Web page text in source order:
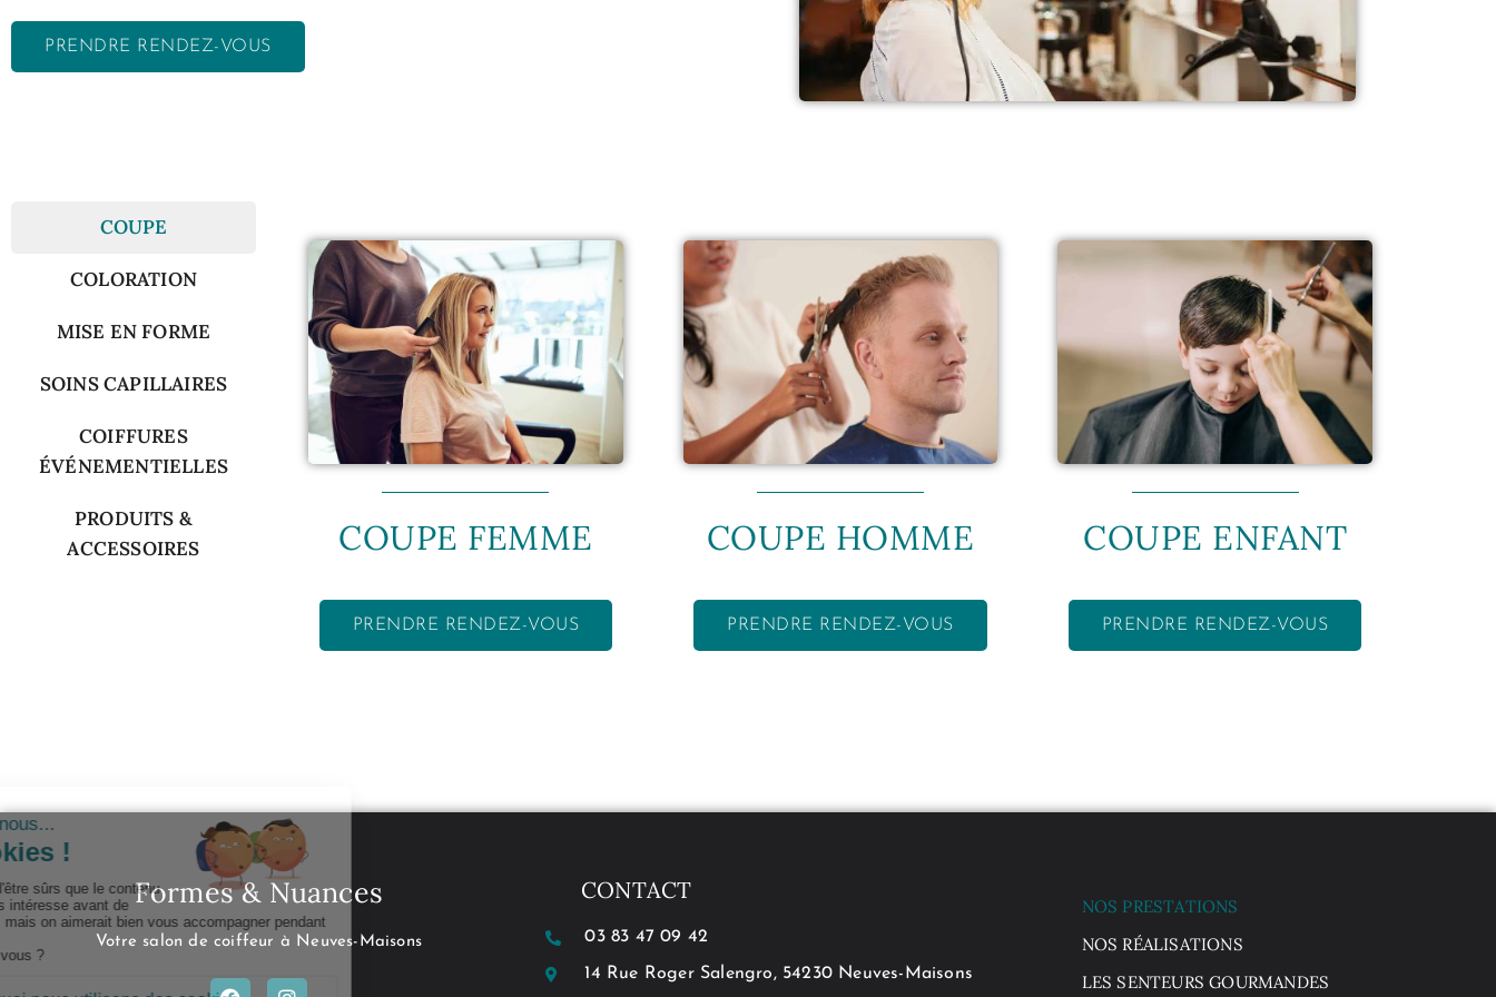
PRENDRE RENDEZ-VOUS
COUPE
COLORATION
MISE EN FORME
SOINS CAPILLAIRES
COIFFURES
ÉVÉNEMENTIELLES
PRODUITS &
ACCESSOIRES
COUPE FEMME
PRENDRE RENDEZ-VOUS
COUPE HOMME
PRENDRE RENDEZ-VOUS
COUPE ENFANT
PRENDRE RENDEZ-VOUS
Formes & Nuances
Votre salon de coiffeur à Neuves-Maisons
F
I
CONTACT
03 83 47 09 42
14 Rue Roger Salengro, 54230 Neuves-Maisons
NOS PRESTATIONS
NOS RÉALISATIONS
LES SENTEURS GOURMANDES